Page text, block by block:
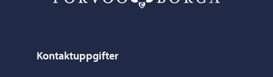
Kontaktuppgifter